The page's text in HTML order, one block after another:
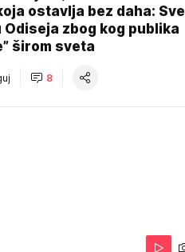
ostavlja bez daha: Sve
Odiseja zbog kog publika
širom sveta
8